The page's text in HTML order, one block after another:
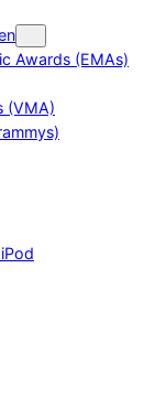
Awards (EMAs)
(VMA)